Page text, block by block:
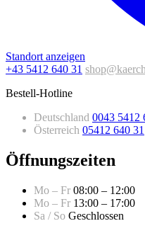
Standort anzeigen
+43 5412 640 31
Bestell-Hotline
Deutschland 0043 5412
Österreich 05412 640 31
Öffnungszeiten
Mo – Fr 08:00 – 12:00
Mo – Fr 13:00 – 17:00
Sa / So Geschlossen